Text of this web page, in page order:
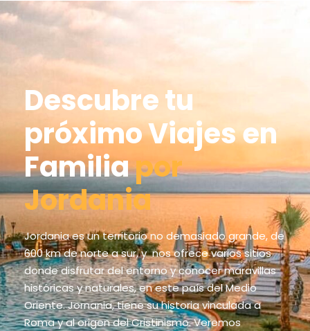
Descubre tu
próximo Viajes en
Familiapor
Jordania
Jordania es un territorio no demasiado grande, de
600 km de norte a sur, y nos ofrece varios sitios
donde disfrutar del entorno y conocer maravillas
históricas y naturales, en este país del Medio
Oriente. Jornania, tiene su historia vinculada a
Roma y al origen del Cristinismo. Veremos